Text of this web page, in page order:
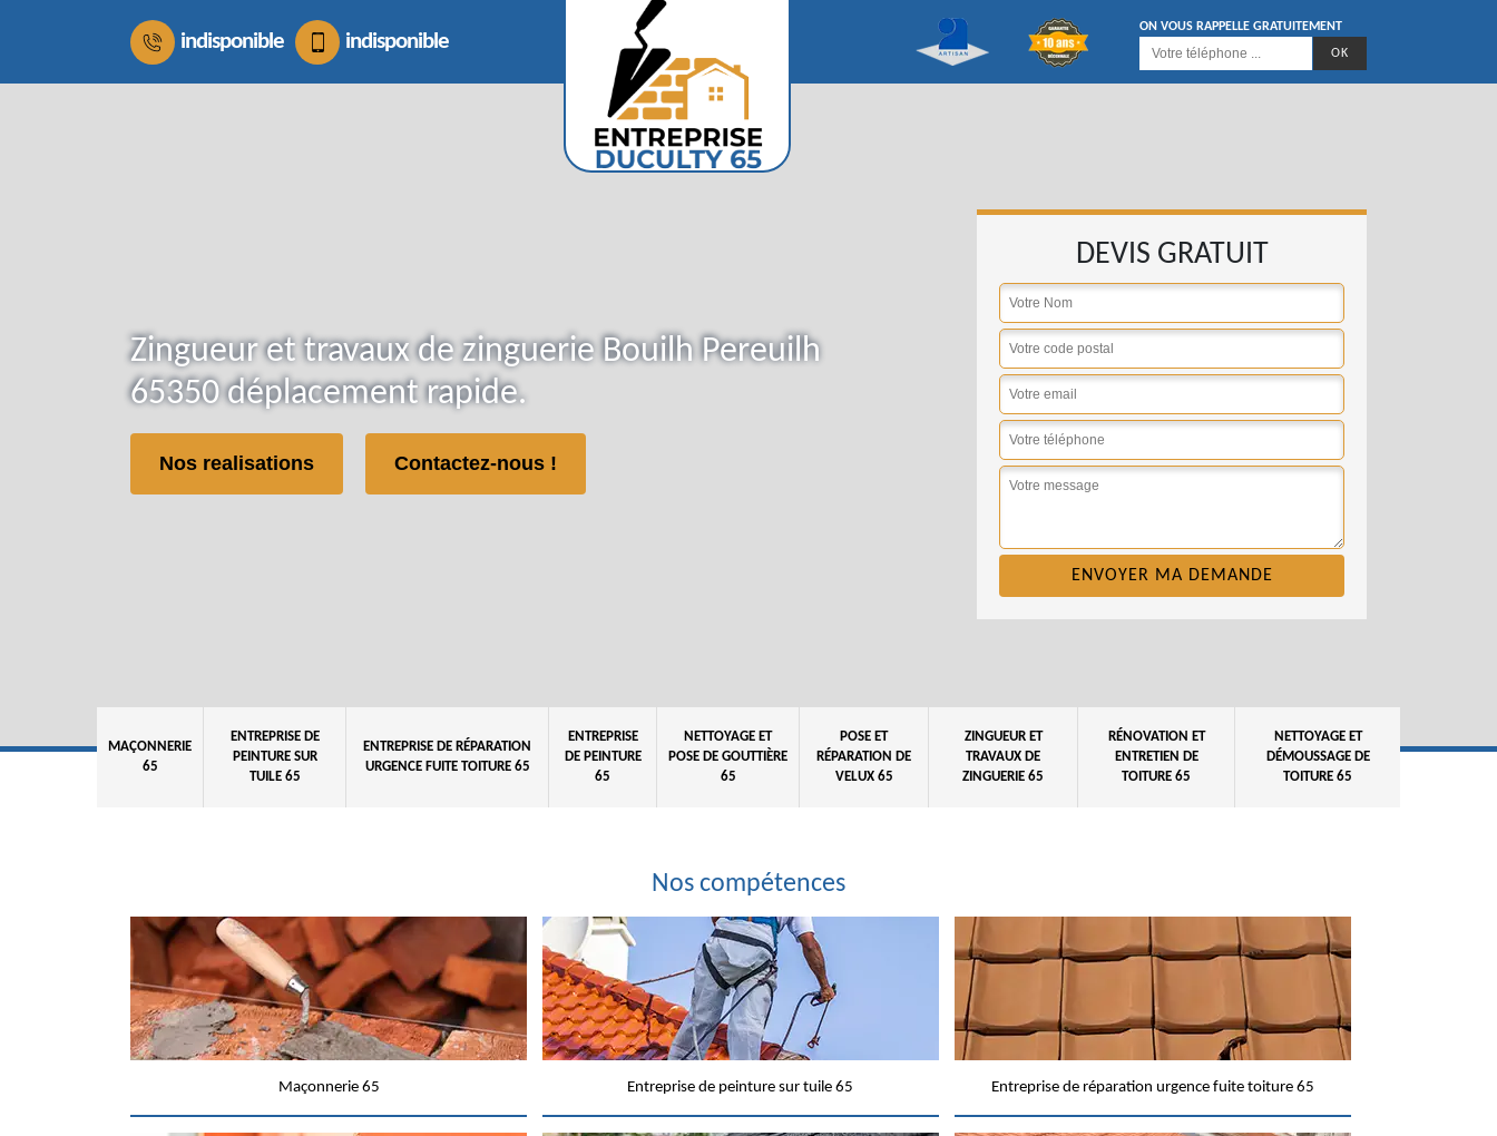
indisponible indisponible
ON VOUS RAPPELLE GRATUITEMENT
Zingueur et travaux de zinguerie Bouilh Pereuilh
65350 déplacement rapide.
Nos realisations Contactez-nous !
DEVIS GRATUIT
MAÇONNERIE
65
ENTREPRISE DE
PEINTURE SUR
TUILE 65
ENTREPRISE DE RÉPARATION
URGENCE FUITE TOITURE 65
ENTREPRISE
DE PEINTURE
65
NETTOYAGE ET
POSE DE GOUTTIÈRE
65
POSE ET
RÉPARATION DE
VELUX 65
ZINGUEUR ET
TRAVAUX DE
ZINGUERIE 65
RÉNOVATION ET
ENTRETIEN DE
TOITURE 65
NETTOYAGE ET
DÉMOUSSAGE DE
TOITURE 65
Nos compétences
Maçonnerie 65 Entreprise de peinture sur tuile 65 Entreprise de réparation urgence fuite toiture 65